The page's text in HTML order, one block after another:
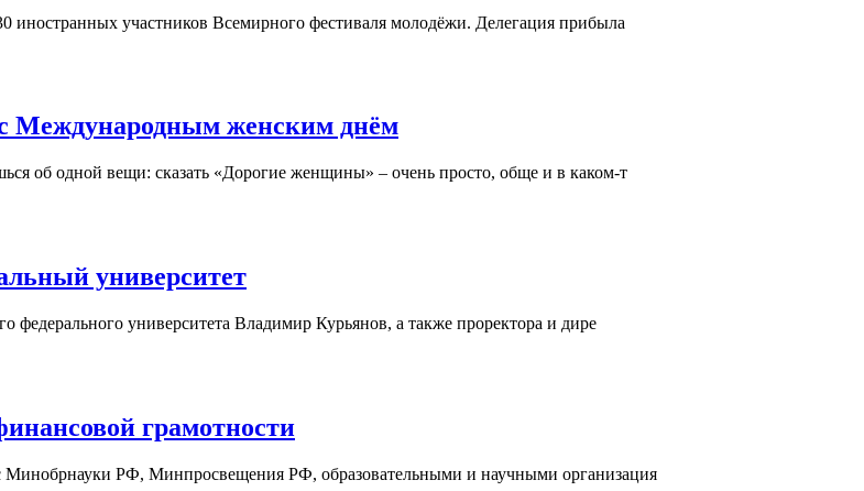
участников Всемирного фестиваля молодёжи. Делегация прибыла
Международным женским днём
об одной вещи: сказать «Дорогие женщины» – очень просто, обще и в каком-т
университет
университета Владимир Курьянов, а также проректора и дире
грамотности
РФ, Минпросвещения РФ, образовательными и научными организация